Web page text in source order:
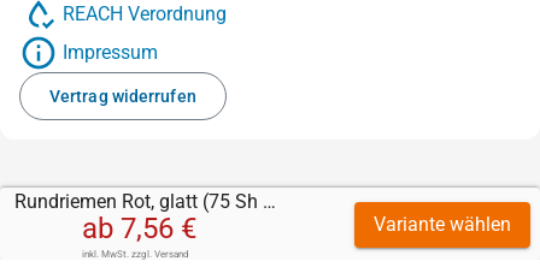
Rundriemen Rot, glatt (75 Sh A) - FDA
ab 7,56 €
inkl. MwSt. zzgl. Versand
Variante wählen
REACH Verordnung
Impressum
Vertrag widerrufen